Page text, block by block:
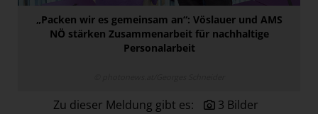
The Companion
„Packen wir es gemeinsam an“: Vöslauer und AMS
NÖ stärken Zusammenarbeit für nachhaltige
Personalarbeit
Zu dieser Meldung gibt es: 3 Bilder